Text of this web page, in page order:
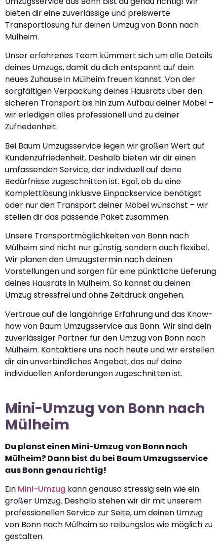
bieten dir eine zuverlässige und preiswerte
Transportlösung für deinen Umzug von Bonn nach
Mülheim.
Unser erfahrenes Team kümmert sich um alle Details
deines Umzugs, damit du dich entspannt auf dein
neues Zuhause in Mülheim freuen kannst. Von der
sorgfältigen Verpackung deines Hausrats über den
sicheren Transport bis hin zum Aufbau deiner Möbel –
wir erledigen alles professionell und zu deiner
Zufriedenheit.
Bei Baum Umzugsservice legen wir großen Wert auf
Kundenzufriedenheit. Deshalb bieten wir dir einen
umfassenden Service, der individuell auf deine
Bedürfnisse zugeschnitten ist. Egal, ob du eine
Komplettlösung inklusive Einpackservice benötigst
oder nur den Transport deiner Möbel wünschst – wir
stellen dir das passende Paket zusammen.
Unsere Transportmöglichkeiten von Bonn nach
Mülheim sind nicht nur günstig, sondern auch flexibel.
Wir planen den Umzugstermin nach deinen
Vorstellungen und sorgen für eine pünktliche Lieferung
deines Hausrats in Mülheim. So kannst du deinen
Umzug stressfrei und ohne Zeitdruck angehen.
Vertraue auf die langjährige Erfahrung und das Know-
how von Baum Umzugsservice aus Bonn. Wir sind dein
zuverlässiger Partner für den Umzug von Bonn nach
Mülheim. Kontaktiere uns noch heute und wir erstellen
dir ein unverbindliches Angebot, das auf deine
individuellen Anforderungen zugeschnitten ist.
Mini-Umzug von Bonn nach
Mülheim
Du planst einen Mini-Umzug von Bonn nach
Mülheim? Dann bist du bei Baum Umzugsservice
aus Bonn genau richtig!
Ein Mini-Umzug kann genauso stressig sein wie ein
großer Umzug. Deshalb stehen wir dir mit unserem
professionellen Service zur Seite, um deinen Umzug
von Bonn nach Mülheim so reibungslos wie möglich zu
gestalten.